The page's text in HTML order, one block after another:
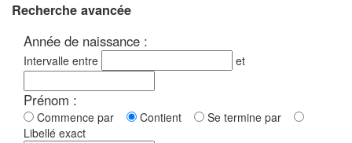
Recherche avancée
Année de naissance :
Intervalle entre et
Prénom :
Commence par Contient
Se termine par
Libellé exact